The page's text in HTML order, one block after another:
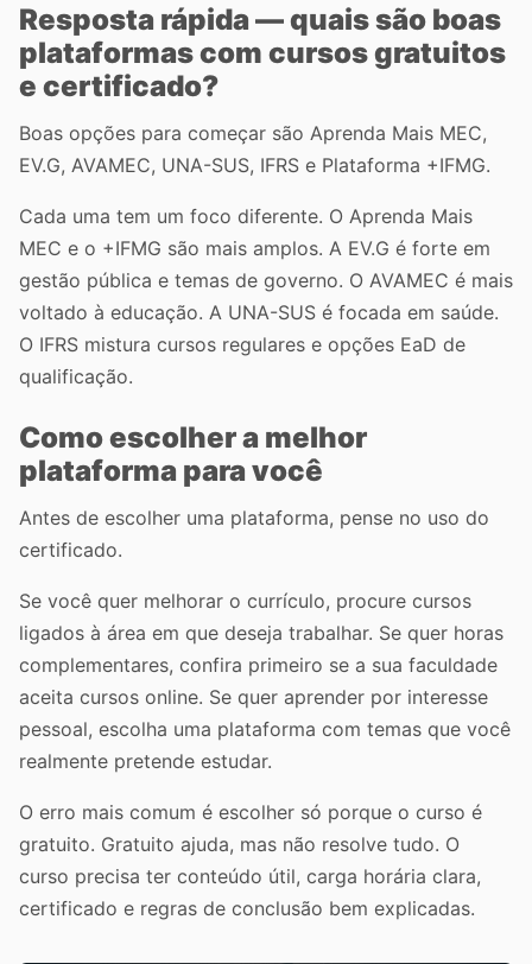
Resposta rápida — quais são boas
plataformas com cursos gratuitos
e certificado?
Boas opções para começar são Aprenda Mais MEC,
EV.G, AVAMEC, UNA-SUS, IFRS e Plataforma +IFMG.
Cada uma tem um foco diferente. O Aprenda Mais
MEC e o +IFMG são mais amplos. A EV.G é forte em
gestão pública e temas de governo. O AVAMEC é mais
voltado à educação. A UNA-SUS é focada em saúde.
O IFRS mistura cursos regulares e opções EaD de
qualificação.
Como escolher a melhor
plataforma para você
Antes de escolher uma plataforma, pense no uso do
certificado.
Se você quer melhorar o currículo, procure cursos
ligados à área em que deseja trabalhar. Se quer horas
complementares, confira primeiro se a sua faculdade
aceita cursos online. Se quer aprender por interesse
pessoal, escolha uma plataforma com temas que você
realmente pretende estudar.
O erro mais comum é escolher só porque o curso é
gratuito. Gratuito ajuda, mas não resolve tudo. O
curso precisa ter conteúdo útil, carga horária clara,
certificado e regras de conclusão bem explicadas.